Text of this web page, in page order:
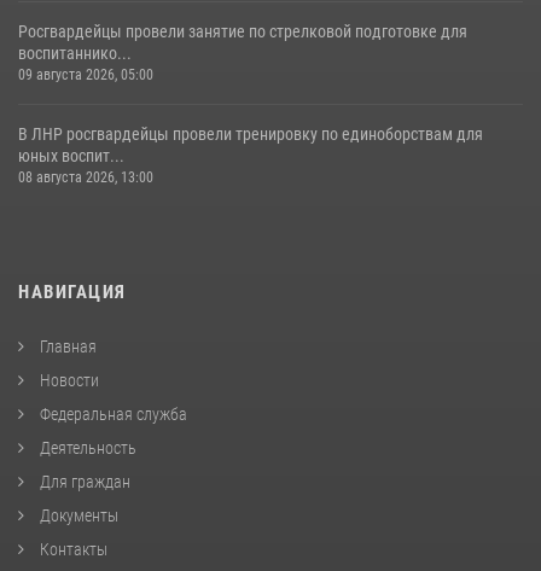
Росгвардейцы провели занятие по стрелковой подготовке для
воспитаннико...
09 августа 2026, 05:00
В ЛНР росгвардейцы провели тренировку по единоборствам для
юных воспит...
08 августа 2026, 13:00
НАВИГАЦИЯ
Главная
Новости
Федеральная служба
Деятельность
Для граждан
Документы
Контакты